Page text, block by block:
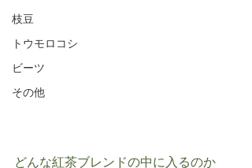
枝豆
トウモロコシ
ビーツ
その他
どんな紅茶ブレンドの中に入るのか